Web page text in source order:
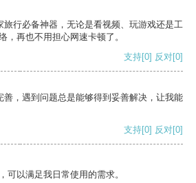
旅行必备神器，无论是看视频、玩游戏还是工
，再也不用担心网速卡顿了。
支持[0] 反对[0]
善，遇到问题总是能够得到妥善解决，让我能
支持[0] 反对[0]
可以满足我日常使用的需求。